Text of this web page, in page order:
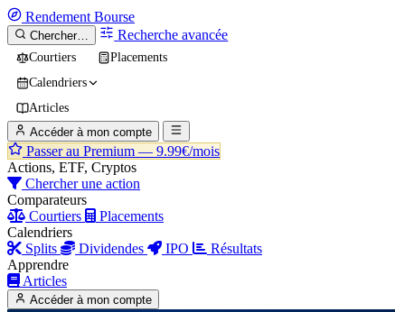
Rendement Bourse
Chercher… Recherche avancée
Courtiers
Placements
Calendriers
Articles
Accéder à mon compte
Passer au Premium — 9.99€/mois
Actions, ETF, Cryptos
Chercher une action
Comparateurs
Courtiers
Placements
Calendriers
Splits
Dividendes IPO
Résultats
Apprendre
Articles
Accéder à mon compte